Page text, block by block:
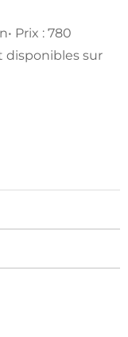
Prix : 780
disponibles sur